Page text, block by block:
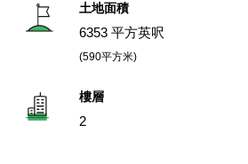
土地面積
6353 平方英呎
(590平方米)
樓層
2